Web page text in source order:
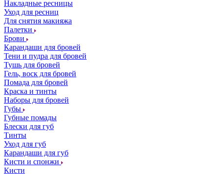
Накладные ресницы
Уход для ресниц
Для снятия макияжа
Палетки
Брови
Карандаши для бровей
Тени и пудра для бровей
Тушь для бровей
Гель, воск для бровей
Помада для бровей
Краска и тинты
Наборы для бровей
Губы
Губные помады
Блески для губ
Тинты
Уход для губ
Карандаши для губ
Кисти и спонжи
Кисти